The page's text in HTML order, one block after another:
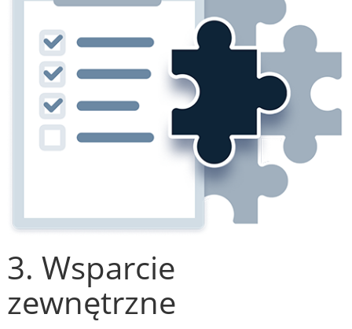
3. Wsparcie
zewnętrzne